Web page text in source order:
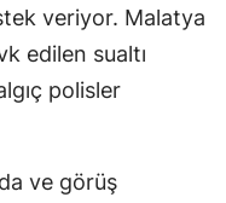
veriyor. Malatya
edilen sualtı
polisler
ve görüş